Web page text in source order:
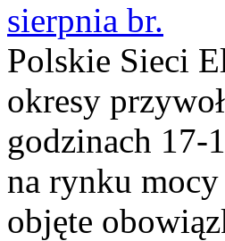
sierpnia br.
Polskie Sieci
okresy
godzinach 17-
na rynku
objęte